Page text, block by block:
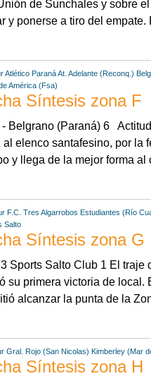
de Sunchales y sobre
y ponerse a tiro del empate.
Atlético ParanáAt. Adelante (Reconq.)
América (Fsa)
Síntesis zona F
Belgrano (Paraná) 6
elenco santafesino, por la
y llega de la mejor forma al
F.C. Tres Algarrobos Estudiantes (Río
Salto
Síntesis zona G
Sports Salto Club 1 El traje
su primera victoria de local.
alcanzar la punta de la
Gral. Rojo (San Nicolas) Kimberley (Mar
Síntesis zona H